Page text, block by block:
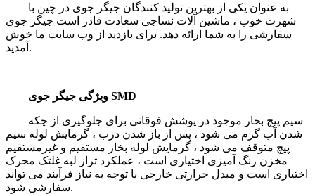
به عنوان یکی از بهترین تولید کنندگان جیگر جوی در چین با
شهرت خوب ، ماشین آلات نساجی سعادت قادر است جیگر جوی
سفارشی را به شما ارائه دهد. برای بازدید از وب سایت ما خوش
آمدید.
ویژگی جیگر جوی SMD
سیم پیچ بخار موجود در پوشش فوقانی برای جلوگیری از چکه
شدن آب گرم می شود ، پس از باز شدن درب ، گرمایش لوله سیم
پیچ متوقف می شود ، گرمایش لوله بخار مستقیم و غیرمستقیم
مخزن رنگ آمیزی اختیاری است ، عملکرد تراز لبه غلتک محرک
اختیاری است و مبدل حرارتی خارجی با توجه به نیاز فرآیند می تواند
سفارشی شود.